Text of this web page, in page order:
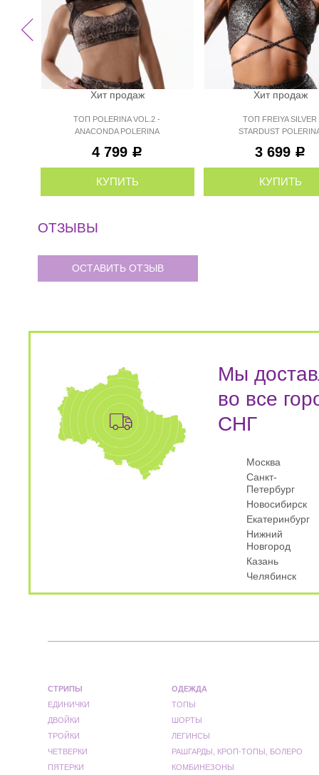
Хит продаж
ТОП POLERINA VOL.2 -
ANACONDA POLERINA
4 799 Р
КУПИТЬ
Хит продаж
ТОП FREIYA SILVER
STARDUST
3 699 Р
КУПИТЬ
ОТЗЫВЫ
ОСТАВИТЬ ОТЗЫВ
Мы
во все
СНГ
Москва
Санкт-
Петербург
Новосибирск
Екатеринбург
Нижний
Новгород
Казань
Челябинск
СТРИПЫ
ЕДИНИЧКИ
ДВОЙКИ
ТРОЙКИ
ЧЕТВЕРКИ
ПЯТЕРКИ
ОДЕЖДА
ТОПЫ
ШОРТЫ
ЛЕГИНСЫ
РАШГАРДЫ, КРОП-ТОПЫ, БОЛЕРО
КОМБИНЕЗОНЫ